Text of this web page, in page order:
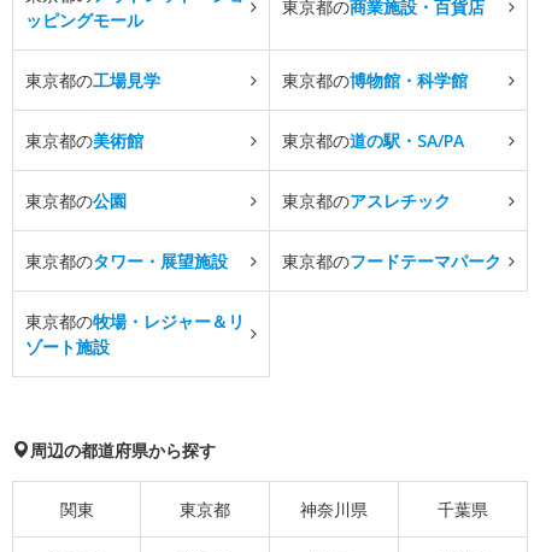
ッピングモール
東京都の商業施設・百貨店
東京都の工場見学 東京都の博物館・科学館
東京都の美術館 東京都の道の駅・SA/PA
東京都の公園 東京都のアスレチック
東京都のタワー・展望施設 東京都のフードテーマパーク
東京都の牧場・レジャー＆リ
ゾート施設
周辺の都道府県から探す
関東 東京都 神奈川県 千葉県